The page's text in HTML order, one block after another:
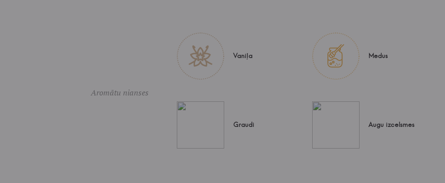
Aromātu nianses
Vaniļa Medus
Graudi Augu izcelsmes